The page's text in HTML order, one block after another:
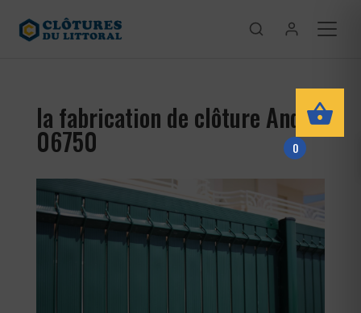
la fabrication de clôture Andon
06750 0